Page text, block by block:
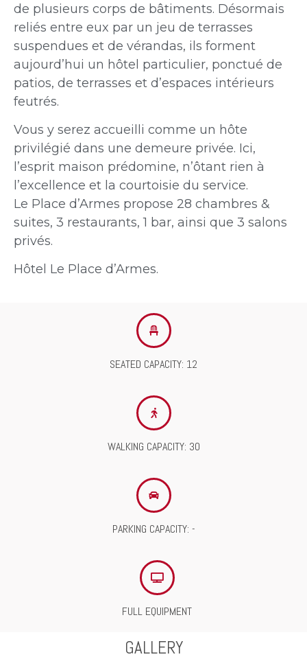
de plusieurs corps de bâtiments. Désormais
reliés entre eux par un jeu de terrasses
suspendues et de vérandas, ils forment
aujourd’hui un hôtel particulier, ponctué de
patios, de terrasses et d’espaces intérieurs
feutrés.
Vous y serez accueilli comme un hôte
privilégié dans une demeure privée. Ici,
l’esprit maison prédomine, n’ôtant rien à
l’excellence et la courtoisie du service.
Le Place d’Armes propose 28 chambres &
suites, 3 restaurants, 1 bar, ainsi que 3 salons
privés.
Hôtel Le Place d’Armes.
SEATED CAPACITY: 12
WALKING CAPACITY: 30
PARKING CAPACITY: -
FULL EQUIPMENT
GALLERY